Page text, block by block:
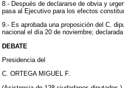
8.- Después de declararse de obvia y
pasa al Ejecutivo para los efectos
9.- Es aprobada una proposición del C.
nacional el día 20 de noviembre;
DEBATE
Presidencia del
C. ORTEGA MIGUEL F.